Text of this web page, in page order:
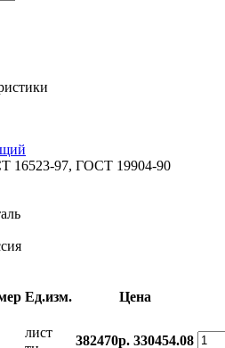
16523-97, ГОСТ 19904-90
Ед.изм.
Цена
лист
382470р. 330454.08